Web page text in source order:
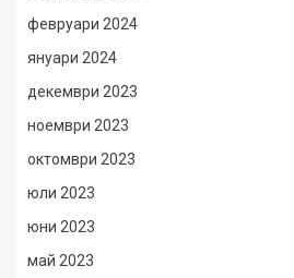
февруари 2024
януари 2024
декември 2023
ноември 2023
октомври 2023
юли 2023
юни 2023
май 2023